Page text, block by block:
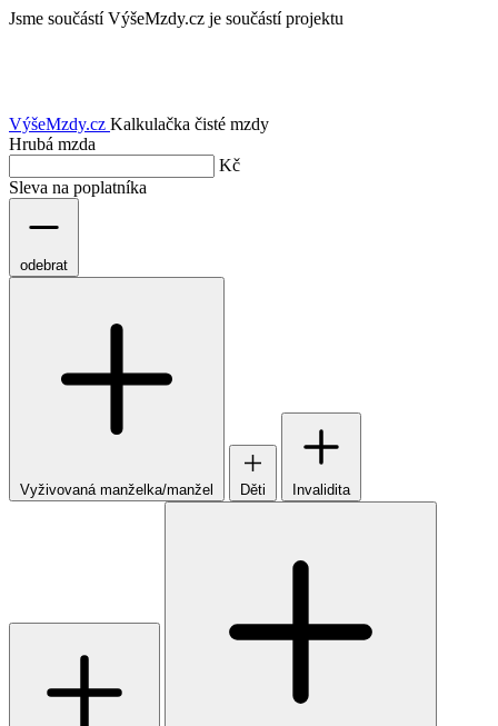
Jsme součástí VýšeMzdy.cz je součástí projektu
VýšeMzdy.cz Kalkulačka čisté mzdy
Hrubá mzda
Kč
Sleva na poplatníka
odebrat
Vyživovaná manželka/manžel Děti Invalidita